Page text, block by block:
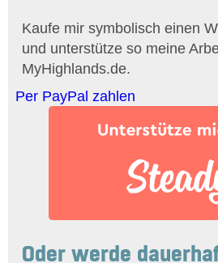
Kaufe mir symbolisch einen
und unterstütze so meine
MyHighlands.de.
Per PayPal zahlen
Oder werde